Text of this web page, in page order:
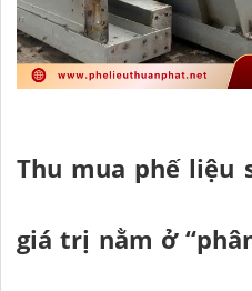
Thu mua phế liệu
giá trị nằm ở